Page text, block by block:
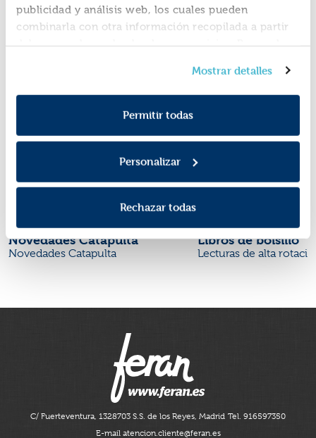
publicidad y análisis web, los cuales pueden
combinarla con otra información recopilada a partir
del uso que hayas hecho de sus servicios. Recuerda
consentimiento en cualquier momento. Para más
información consulta laPolítica de Cookiesy la
Política de Privacidad.
Mostrar detalles
Permitir todas
Personalizar
Rechazar todas
Novedades Catapulta
Novedades Catapulta
Libros de bolsillo
Lecturas de alta
C/ Fuerteventura, 1328703 S.S. de los Reyes, Madrid Tel. 916597350
E-mail atencion.cliente@feran.es